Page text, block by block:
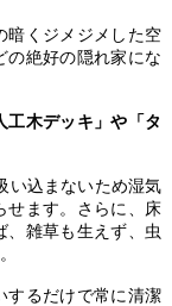
暗くジメジメした空
の絶好の隠れ家にな
工木デッキ」や「タ
い込まないため湿気
せます。さらに、床
、雑草も生えず、虫
するだけで常に清潔